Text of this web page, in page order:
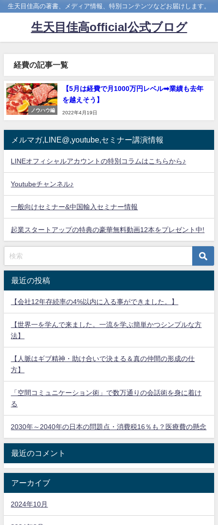
生天目佳高の著書、メディア情報、特別コンテンツなどお届けします。
生天目佳高official公式ブログ
経費の記事一覧
ノウハウ編
【5月は経費で月1000万円レベル➡業績も去年
を越えそう】
2022年4月19日
メルマガ,LINE@,youtube,セミナー講演情報
LINEオフィシャルアカウントの特別コラムはこちらから♪
Youtubeチャンネル♪
一般向けセミナー&中国輸入セミナー情報
起業スタートアップの特典の豪華無料動画12本をプレゼント中!
最近の投稿
【会社12年存続率の4%以内に入る事ができました。】
【世界一を学んで来ました。一流を学ぶ簡単かつシンプルな方
法】
【人脈はギブ精神・助け合いで決まる＆真の仲間の形成の仕
方】
「空間コミュニケーション術」で数万通りの会話術を身に着け
る
2030年～2040年の日本の問題点・消費税16％も？医療費の懸念
最近のコメント
アーカイブ
2024年10月